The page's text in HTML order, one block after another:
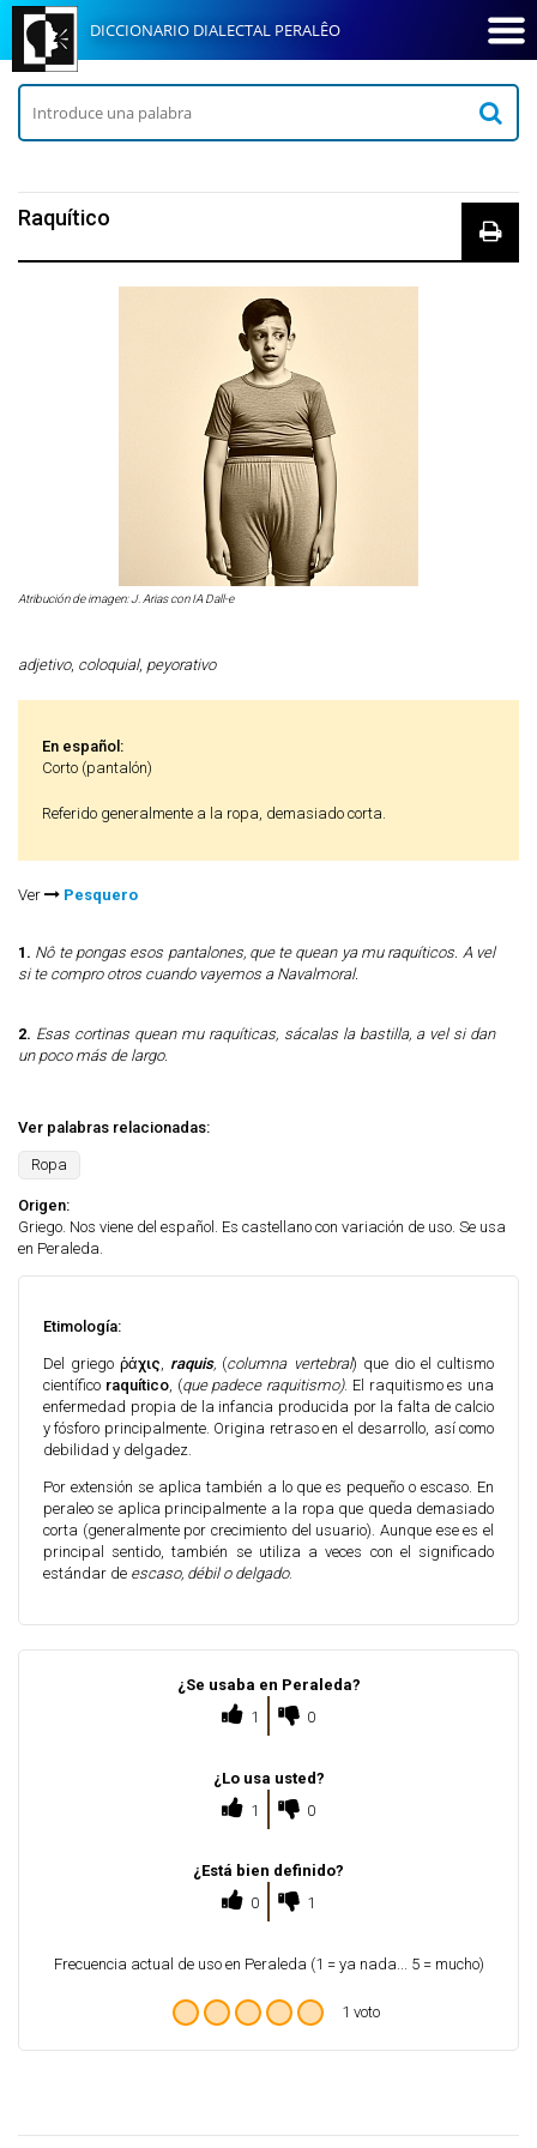
DICCIONARIO DIALECTAL PERALÊO
Raquítico
Atribución de imagen: J. Arias con IA Dall-e
adjetivo, coloquial, peyorativo
En español:
Corto (pantalón)
Referido generalmente a la ropa, demasiado corta.
Ver Pesquero
1. Nô te pongas esos pantalones, que te quean ya mu raquíticos. A vel
si te compro otros cuando vayemos a Navalmoral.
2. Esas cortinas quean mu raquíticas, sácalas la bastilla, a vel si dan
un poco más de largo.
Ver palabras relacionadas:
Ropa
Origen:
Griego. Nos viene del español. Es castellano con variación de uso. Se usa
en Peraleda.
Etimología:
Del griegoῥάχις, raquis, (columna vertebral) que dio el cultismo
científico raquítico, (que padece raquitismo). El raquitismo es una
enfermedad propia de la infancia producida por la falta de calcio
y fósforo principalmente. Origina retraso en el desarrollo, así como
debilidad y delgadez.
Por extensión se aplica también a lo que es pequeño o escaso. En
peraleo se aplica principalmente a la ropa que queda demasiado
corta (generalmente por crecimiento del usuario). Aunque ese es el
principal sentido, también se utiliza a veces con el significado
estándar de escaso, débil o delgado.
¿Se usaba en Peraleda?
1
0
¿Lo usa usted?
1
0
¿Está bien definido?
0
1
Frecuencia actual de uso en Peraleda (1 = ya nada... 5 = mucho)
1 voto